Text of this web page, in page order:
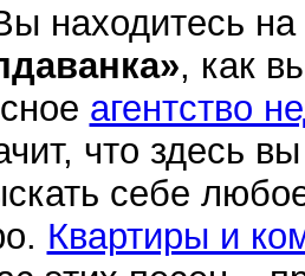
находитесь
, как
агентство
что здесь
себе
Квартиры и